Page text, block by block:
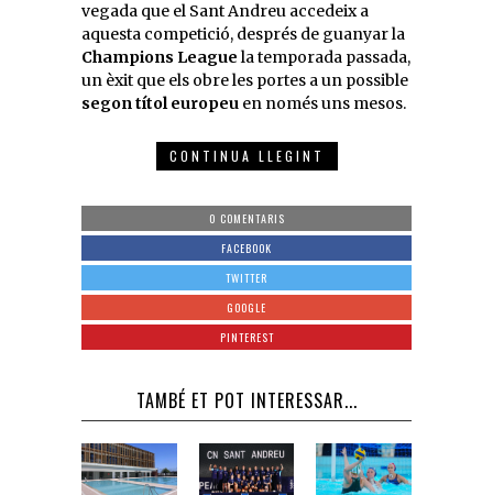
vegada que el Sant Andreu accedeix a
aquesta competició, després de guanyar la
Champions Leaguela temporada passada,
un èxit que els obre les portes a un possible
segon títol europeu en només uns mesos.
CONTINUA LLEGINT
0 COMENTARIS
FACEBOOK
TWITTER
GOOGLE
PINTEREST
TAMBÉ ET POT INTERESSAR...